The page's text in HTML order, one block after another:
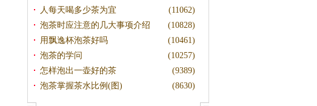
(11062)
人每天喝多少茶为宜
(10828)
泡茶时应注意的几大事项介绍
(10461)
用飘逸杯泡茶好吗
(10257)
泡茶的学问
(9389)
怎样泡出一壶好的茶
(8630)
泡茶掌握茶水比例(图)